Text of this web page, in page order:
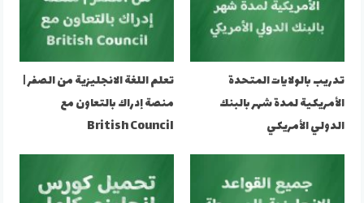
تدريب بالولايات المتحدة
الأمريكية لمدة شهر بالبنك
الدولي الأمريكي
تعلم اللغة الانجليزية من الصفر |
منصة إدراك بالتعاون مع
British Council